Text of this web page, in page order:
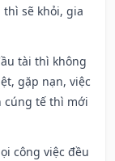
sẽ khỏi, gia
tài thì không
gặp nạn, việc
cúng tế thì mới
công việc đều